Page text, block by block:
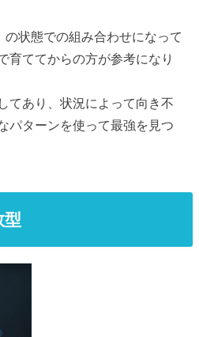
状態での組み合わせになって
育ててからの方が参考になり
てあり、状況によって向き不
パターンを使って最強を見つ
型